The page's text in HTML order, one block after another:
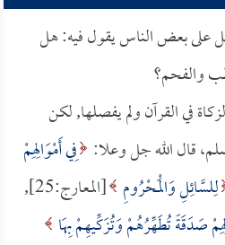
على بعض الناس يقول فيه: هل
والفحم؟
في القرآن ولم يفصلها, لكن
قال الله جل وعلا: فِي أَمْوَالِهِمْ
لِلسَّائِلِ وَالْمَحْرُومِ
[المعارج:25],
صَدَقَةً تُطَهِّرُهُمْ وَتُزَكِّيهِمْ بِهَا